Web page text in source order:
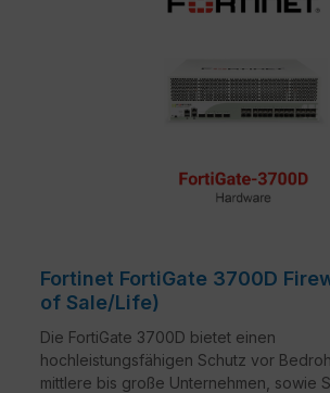
Fortinet FortiGate 3700D
of Sale/Life)
Die FortiGate 3700D bietet einen
hochleistungsfähigen Schutz vor
mittlere bis große Unternehmen, sowie